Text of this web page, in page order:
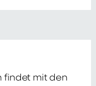
findet mit den